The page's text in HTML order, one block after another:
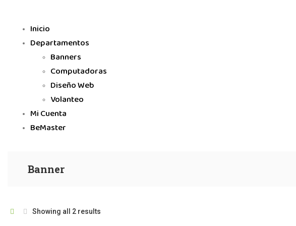
Inicio
Departamentos
Banners
Computadoras
Diseño Web
Volanteo
Mi Cuenta
BeMaster
Banner
Showing all 2 results